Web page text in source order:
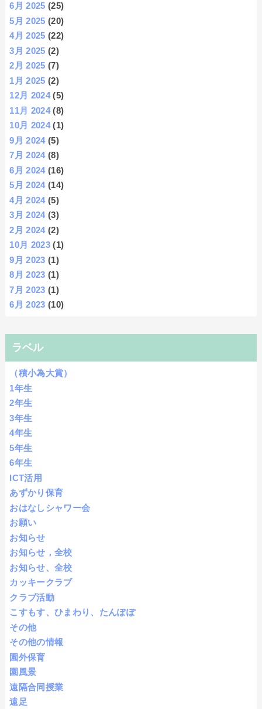
6月 2025 (25)
5月 2025 (20)
4月 2025 (22)
3月 2025 (2)
2月 2025 (7)
1月 2025 (2)
12月 2024(5)
11月 2024(8)
10月 2024(1)
9月 2024(5)
7月 2024(8)
6月 2024(16)
5月 2024(14)
4月 2024(5)
3月 2024(3)
2月 2024(2)
10月 2023 (1)
9月 2023 (1)
8月 2023 (1)
7月 2023 (1)
6月 2023 (10)
ラベル
（積小為大賞）
1年生
2年生
3年生
4年生
5年生
6年生
ICT活用
あずかり保育
おはなしシャワー会
お願い
お知らせ
お知らせ，全校
お知らせ、全校
カッキークラブ
クラブ活動
こすもす、ひまわり、たんぽぽ
その他
その他の情報
園外保育
園風景
遠隔合同授業
遠足